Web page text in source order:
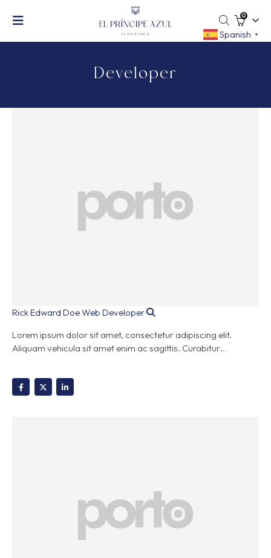
0
Developer
Rick Edward DoeWeb Developer
Lorem ipsum dolor sit amet, consectetur adipiscing elit.
Aliquam vehicula sit amet enim ac sagittis. Curabitur…
Spanish ▼